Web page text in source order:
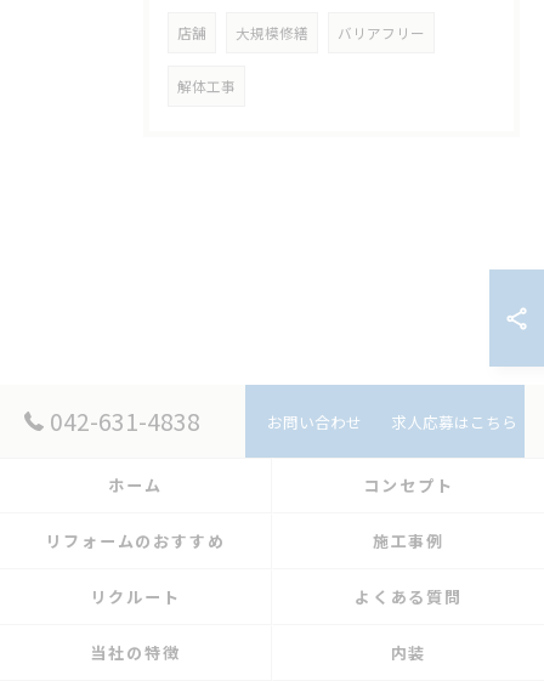
店舗 大規模修繕 バリアフリー
解体工事
042-631-4838 お問い合わせ 求人応募はこちら
ホーム コンセプト
リフォームのおすすめ 施工事例
リクルート よくある質問
当社の特徴 内装